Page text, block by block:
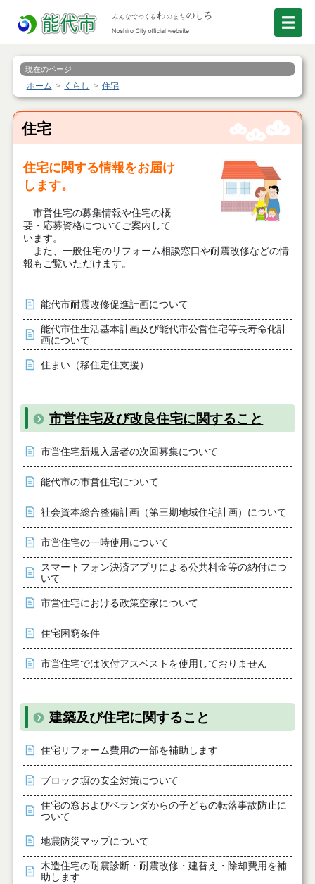
現在のページ
ホーム くらし 住宅
住宅
住宅に関する情報をお届け
します。
市営住宅の募集情報や住宅の概
要・応募資格についてご案内して
います。
また、一般住宅のリフォーム相談窓口や耐震改修などの情
報もご覧いただけます。
能代市耐震改修促進計画について
能代市住生活基本計画及び能代市公営住宅等長寿命化計
画について
住まい（移住定住支援）
市営住宅及び改良住宅に関すること
市営住宅新規入居者の次回募集について
能代市の市営住宅について
社会資本総合整備計画（第三期地域住宅計画）について
市営住宅の一時使用について
スマートフォン決済アプリによる公共料金等の納付につ
いて
市営住宅における政策空家について
住宅困窮条件
市営住宅では吹付アスベストを使用しておりません
建築及び住宅に関すること
住宅リフォーム費用の一部を補助します
ブロック塀の安全対策について
住宅の窓およびベランダからの子どもの転落事故防止に
ついて
地震防災マップについて
木造住宅の耐震診断・耐震改修・建替え・除却費用を補
助します